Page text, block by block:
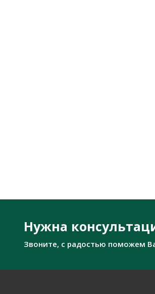
Нужна
Звоните, с радостью поможем